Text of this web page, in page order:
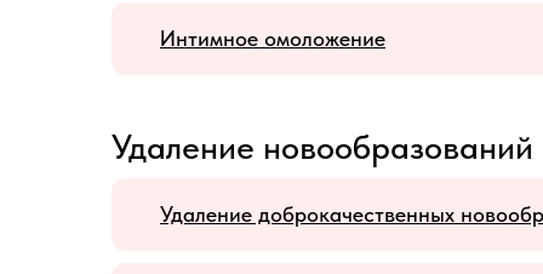
Интимное омоложение
Удаление новообразований
Удаление доброкачественных